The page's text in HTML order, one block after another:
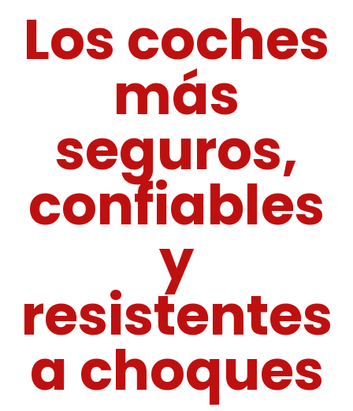
Los coches
más
seguros,
confiables
y
resistentes
a choques